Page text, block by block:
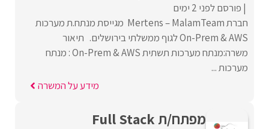
פורסם לפני 2 ימים
חברת Mertens – MalamTeam מגייסת מנתח.ת מערכות
On-Prem & AWS לגוף ממשלתי בירושלים. תיאור
משרה:מנתח מערכות תשתית On-Prem & AWS : מנתח
מערכות ...
מידע על המשרה
מפתח/ת Full Stack